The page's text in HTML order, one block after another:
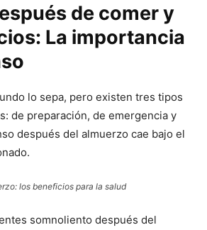
de comer y
La importancia
lo sepa, pero existen tres tipos
de preparación, de emergencia y
después del almuerzo cae bajo el
los beneficios para la salud
somnoliento después del